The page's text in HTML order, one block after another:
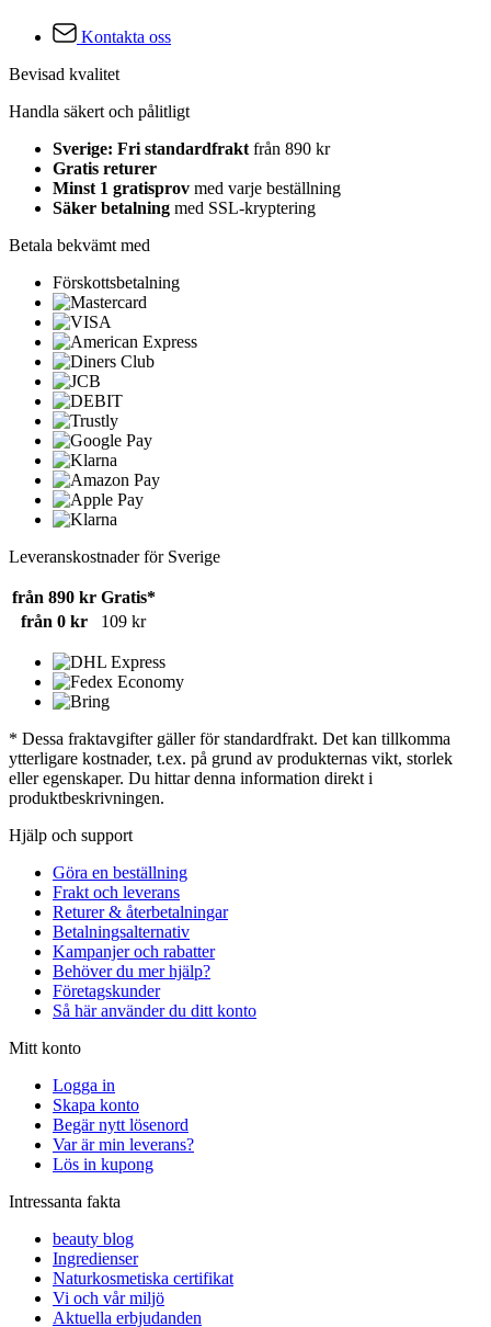
Kontakta oss
Bevisad kvalitet
Handla säkert och pålitligt
Sverige: Fri standardfrakt från 890 kr
Gratis returer
Minst 1 gratisprov med varje beställning
Säker betalning med SSL-kryptering
Betala bekvämt med
Förskottsbetalning
Leveranskostnader för Sverige
från 890 kr Gratis*
från 0 kr
109 kr
* Dessa fraktavgifter gäller för standardfrakt. Det kan tillkomma
ytterligare kostnader, t.ex. på grund av produkternas vikt, storlek
eller egenskaper. Du hittar denna information direkt i
produktbeskrivningen.
Hjälp och support
Göra en beställning
Frakt och leverans
Returer & återbetalningar
Betalningsalternativ
Kampanjer och rabatter
Behöver du mer hjälp?
Företagskunder
Så här använder du ditt konto
Mitt konto
Logga in
Skapa konto
Begär nytt lösenord
Var är min leverans?
Lös in kupong
Intressanta fakta
beauty blog
Ingredienser
Naturkosmetiska certifikat
Vi och vår miljö
Aktuella erbjudanden